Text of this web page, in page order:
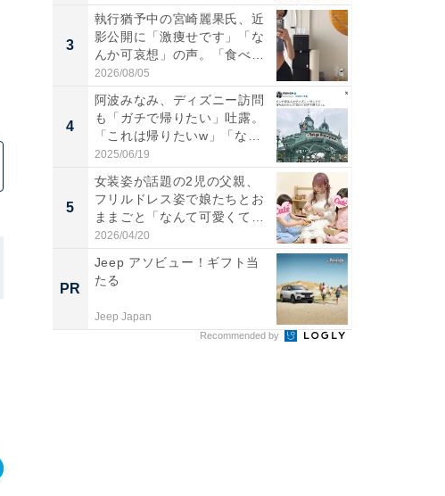
3
執行猶予中の宮崎麗果氏、近
影公開に「激痩せです」「な
んか可哀想」の声。「食べら
れ...
2026/08/05
4
阿波みなみ、ディズニー訪問
も「ガチで帰りたい」吐露。
「これは帰りたいw」「なん
ち...
2025/06/19
5
女装姿が話題の2児の父親、
フリルドレス姿で娘たちとお
ままごと「なんて可愛くて平
和...
2026/04/20
PR
Jeep アソビュー！ギフト当
たる
Jeep Japan
Recommended by